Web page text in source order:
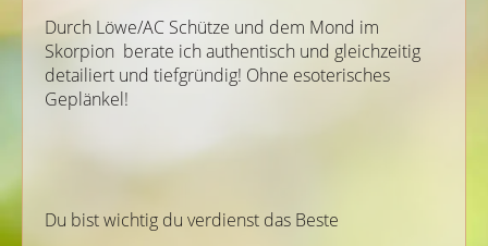
Durch Löwe/AC Schütze und dem Mond im
Skorpion berate ich authentisch und gleichzeitig
detailiert und tiefgründig! Ohne esoterisches
Geplänkel!
Du bist wichtig du verdienst das Beste